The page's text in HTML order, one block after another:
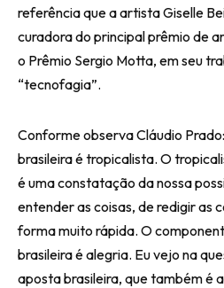
referência que a artista Giselle
curadora do principal prêmio de
o Prêmio Sergio Motta, em seu
“tecnofagia”.
Conforme observa Cláudio
brasileira é tropicalista. O
é uma constatação da nossa
entender as coisas, de redigir as
forma muito rápida. O
brasileira é alegria. Eu vejo na
aposta brasileira, que também é